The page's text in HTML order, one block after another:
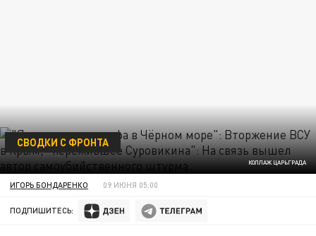
КОЛЛАЖ ЦАРЬГРАДА
СВОДКИ С ФРОНТА
ИГОРЬ БОНДАРЕНКО 09 ИЮНЯ 05:00
ПОДПИШИТЕСЬ: